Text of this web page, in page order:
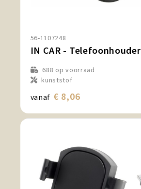
56-1107248
IN CAR - Telefoonhouder
688 op voorraad
kunststof
vanaf € 8,06